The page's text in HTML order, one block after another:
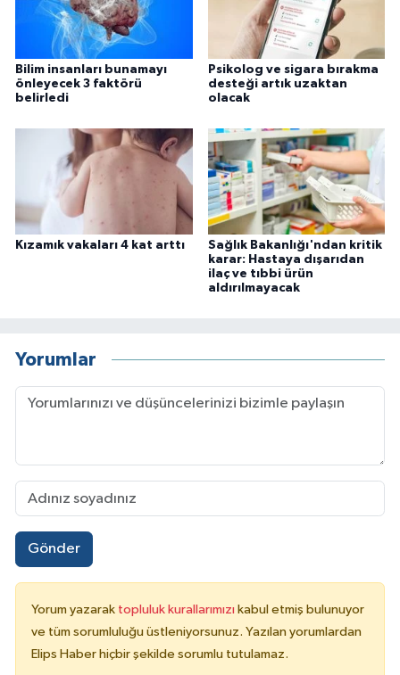
Bilim insanları bunamayı
önleyecek 3 faktörü
belirledi
Psikolog ve sigara bırakma
desteği artık uzaktan
olacak
Kızamık vakaları 4 kat arttı
Sağlık Bakanlığı'ndan kritik
karar: Hastaya dışarıdan
ilaç ve tıbbi ürün
aldırılmayacak
Yorumlar
Gönder
Yorum yazarak topluluk kurallarımızı kabul etmiş bulunuyor
ve tüm sorumluluğu üstleniyorsunuz. Yazılan yorumlardan
Elips Haber hiçbir şekilde sorumlu tutulamaz.